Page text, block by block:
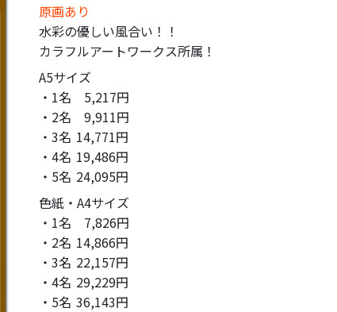
原画あり
水彩の優しい風合い！！
カラフルアートワークス所属！
A5サイズ
・1名
5,217円
・2名
9,911円
・3名 14,771円
・4名 19,486円
・5名 24,095円
色紙・A4サイズ
・1名
7,826円
・2名 14,866円
・3名 22,157円
・4名 29,229円
・5名 36,143円